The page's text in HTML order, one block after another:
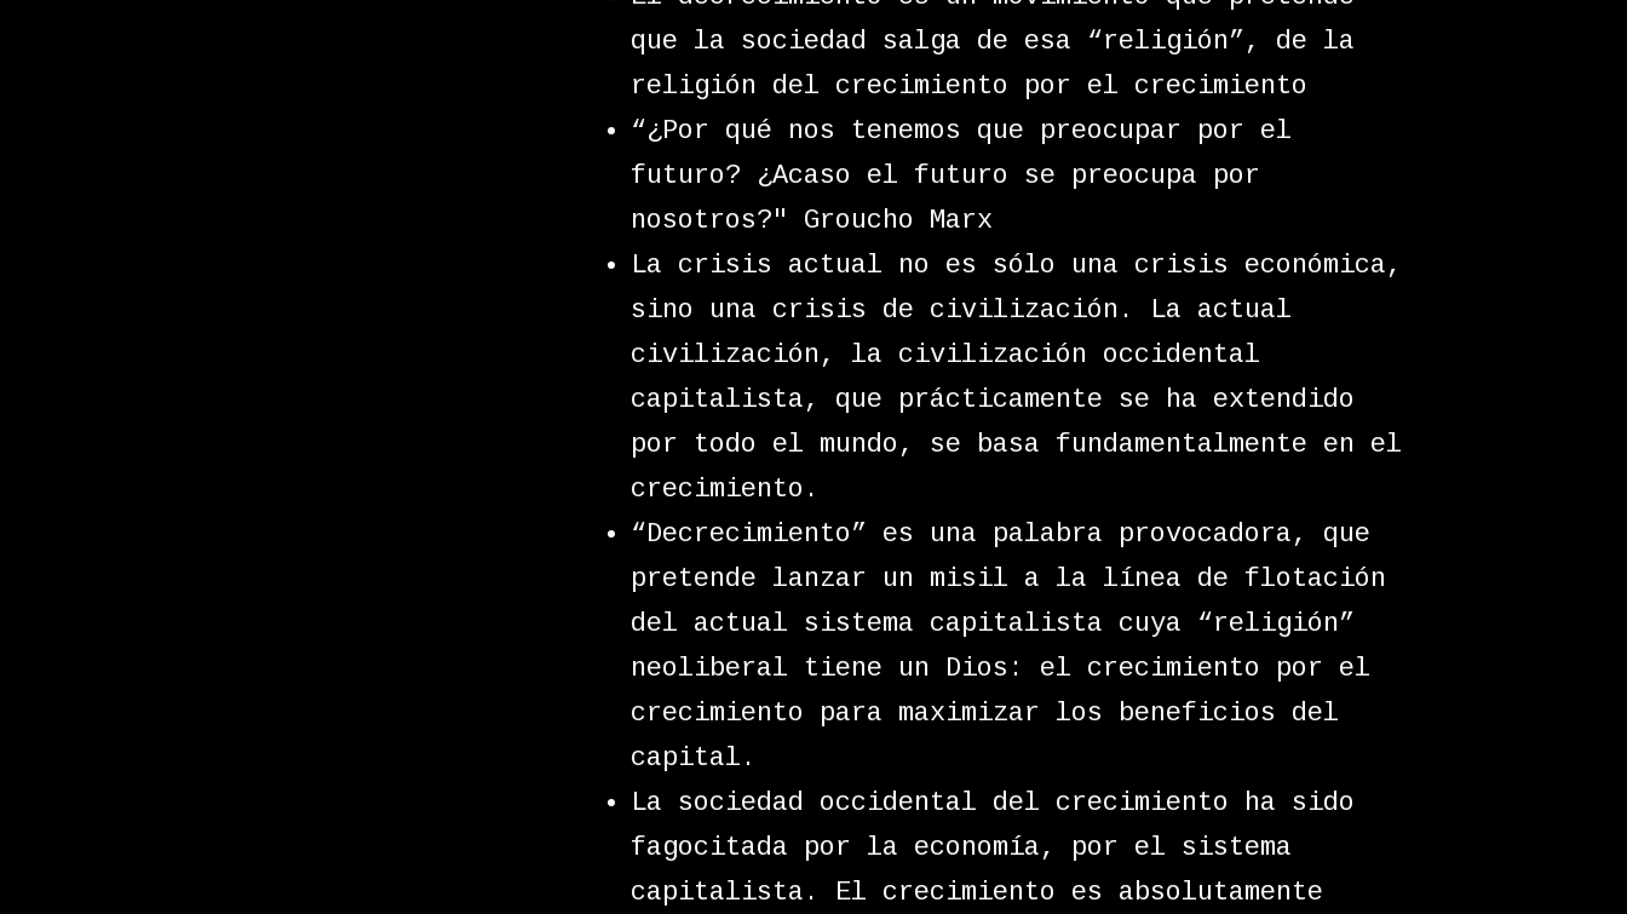
que la sociedad salga de esa “religión”, de la
religión del crecimiento por el crecimiento
“¿Por qué nos tenemos que preocupar por el
futuro? ¿Acaso el futuro se preocupa por
nosotros?" Groucho Marx
La crisis actual no es sólo una crisis económica,
sino una crisis de civilización. La actual
civilización, la civilización occidental
capitalista, que prácticamente se ha extendido
por todo el mundo, se basa fundamentalmente en el
crecimiento.
“Decrecimiento” es una palabra provocadora, que
pretende lanzar un misil a la línea de flotación
del actual sistema capitalista cuya “religión”
neoliberal tiene un Dios: el crecimiento por el
crecimiento para maximizar los beneficios del
capital.
La sociedad occidental del crecimiento ha sido
fagocitada por la economía, por el sistema
capitalista. El crecimiento es absolutamente